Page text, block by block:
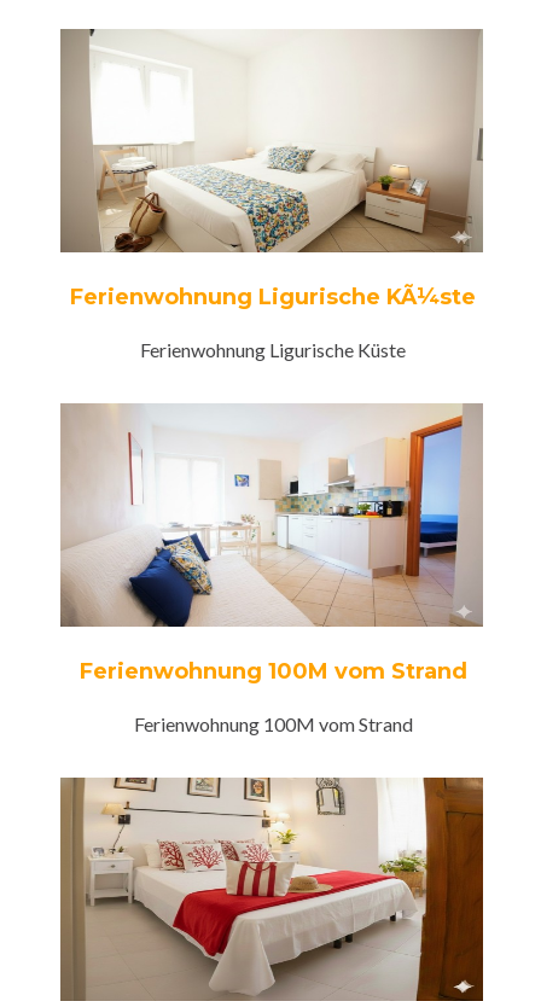
Ferienwohnung Ligurische KÃ¼ste
Ferienwohnung Ligurische Küste
Ferienwohnung 100M vom Strand
Ferienwohnung 100M vom Strand